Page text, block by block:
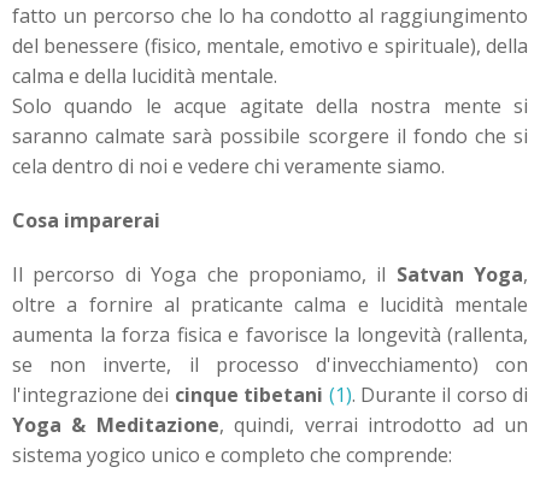
fatto un percorso che lo ha condotto al raggiungimento
del benessere (fisico, mentale, emotivo e spirituale), della
calma e della lucidità mentale.
Solo quando le acque agitate della nostra mente si
saranno calmate sarà possibile scorgere il fondo che si
cela dentro di noi e vedere chi veramente siamo.
Cosa imparerai
Il percorso di Yoga che proponiamo, il Satvan Yoga,
oltre a fornire al praticante calma e lucidità mentale
aumenta la forza fisica e favorisce la longevità (rallenta,
se non inverte, il processo d'invecchiamento) con
l'integrazione dei cinque tibetani (1). Durante il corso di
Yoga & Meditazione, quindi, verrai introdotto ad un
sistema yogico unico e completo che comprende: